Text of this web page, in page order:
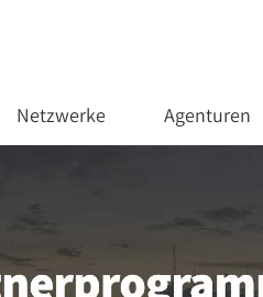
Netzwerke Agenturen